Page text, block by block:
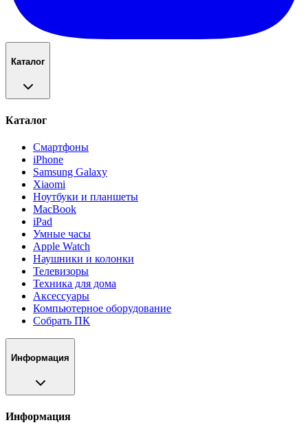
Каталог
Каталог
Смартфоны
iPhone
Samsung Galaxy
Xiaomi
Ноутбуки и планшеты
MacBook
iPad
Умные часы
Apple Watch
Наушники и колонки
Телевизоры
Техника для дома
Аксессуары
Компьютерное оборудование
Собрать ПК
Информация
Информация